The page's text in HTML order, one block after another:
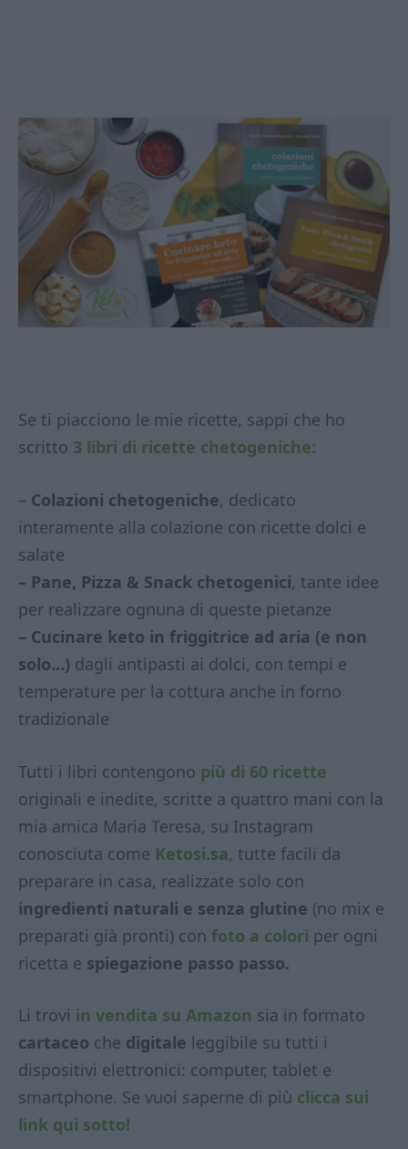
Se ti piacciono le mie ricette, sappi che ho
scritto 3 libri di ricette chetogeniche:
– Colazioni chetogeniche, dedicato
interamente alla colazione con ricette dolci e
salate
– Pane, Pizza & Snack chetogenici, tante idee
per realizzare ognuna di queste pietanze
– Cucinare keto in friggitrice ad aria (e non
solo…) dagli antipasti ai dolci, con tempi e
temperature per la cottura anche in forno
tradizionale
Tutti i libri contengono più di 60 ricette
originali e inedite, scritte a quattro mani con la
mia amica Maria Teresa, su Instagram
conosciuta come Ketosi.sa, tutte facili da
preparare in casa, realizzate solo con
ingredienti naturali e senza glutine (no mix e
preparati già pronti) con foto a colori per ogni
ricetta e spiegazione passo passo.
Li trovi in vendita su Amazon sia in formato
cartaceo che digitale leggibile su tutti i
dispositivi elettronici: computer, tablet e
smartphone. Se vuoi saperne di più clicca sui
link qui sotto!